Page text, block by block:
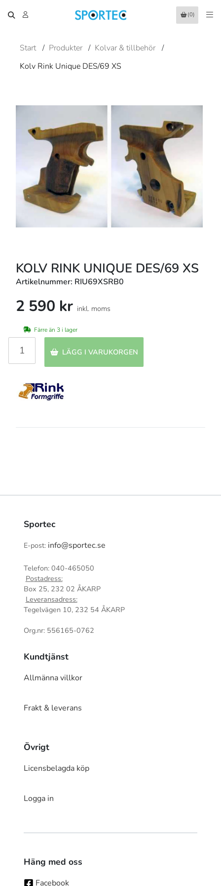
(0)
Start / Produkter / Kolvar & tillbehör /
Kolv Rink Unique DES/69 XS
KOLV RINK UNIQUE DES/69 XS
Artikelnummer: RIU69XSRB0
2 590 kr inkl. moms
Färre än 3 i lager
LÄGG I VARUKORGEN
Sportec
E-post: info@sportec.se
Telefon: 040-465050
Postadress:
Box 25, 232 02 ÅKARP
Leveransadress:
Tegelvägen 10, 232 54 ÅKARP
Org.nr: 556165-0762
Kundtjänst
Allmänna villkor
Frakt & leverans
Övrigt
Licensbelagda köp
Logga in
Häng med oss
Facebook